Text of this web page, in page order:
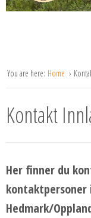
You are here: Home
Kontakt
Her finner du
Hedmark/